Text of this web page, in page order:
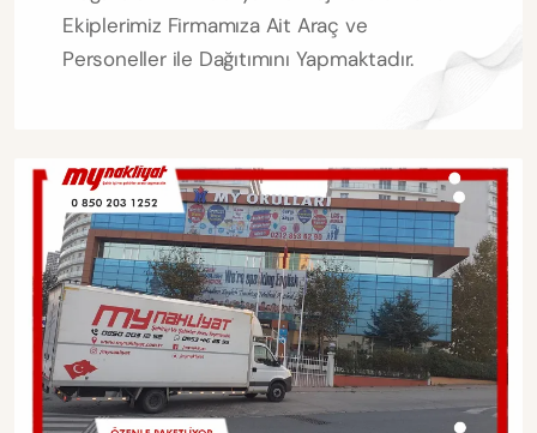
Ekiplerimiz Firmamıza Ait Araç ve
Personeller ile Dağıtımını Yapmaktadır.